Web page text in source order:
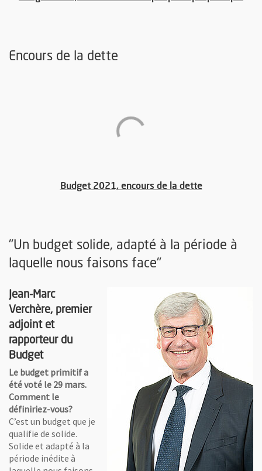
Encours de la dette
Budget 2021, encours de la dette, Ouvre une
"Un budget solide, adapté à la période à
laquelle nous faisons face"
Jean-Marc
Verchère, premier
adjoint et
rapporteur du
Budget
Le budget primitif a
été voté le 29 mars.
Comment le
définiriez-vous?
C’est un budget que je
qualifie de solide.
Solide et adapté à la
période inédite à